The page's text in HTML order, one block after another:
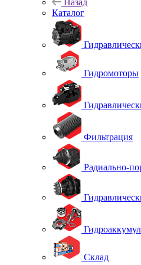
Назад
Каталог
Гидромоторы
Фильтрация
Радиально-
Склад